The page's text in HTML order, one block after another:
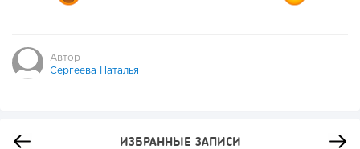
Автор
Сергеева Наталья
ИЗБРАННЫЕ ЗАПИСИ